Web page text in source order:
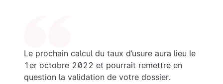
Le prochain calcul du taux d’usure aura lieu le
1er octobre 2022 et pourrait remettre en
question la validation de votre dossier.